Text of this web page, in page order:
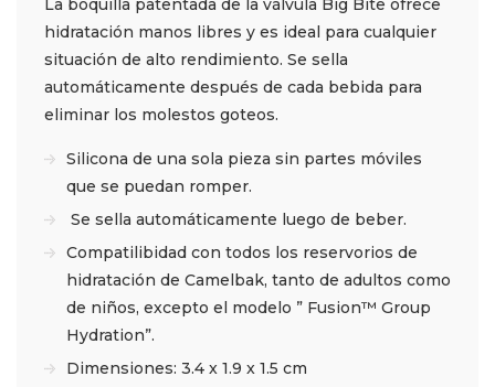
La boquilla patentada de la válvula Big Bite ofrece
hidratación manos libres y es ideal para cualquier
situación de alto rendimiento. Se sella
automáticamente después de cada bebida para
eliminar los molestos goteos.
Silicona de una sola pieza sin partes móviles
que se puedan romper.
Se sella automáticamente luego de beber.
Compatilibidad con todos los reservorios de
hidratación de Camelbak, tanto de adultos como
de niños, excepto el modelo ” Fusion™ Group
Hydration”.
Dimensiones: 3.4 x 1.9 x 1.5 cm